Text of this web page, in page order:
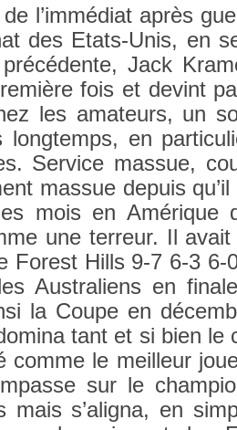
l’immédiat après
des Etats-Unis, en
précédente, Jack
fois et de­vint
les amateurs, un
longtemps, en
Ser­vice mas­sue,
mas­sue de­puis qu’il
mois en Amérique
une ter­reur. Il
Forest Hills 9-7 6-3
Australiens en
la Coupe en
tant et si bien le
comme le meil­leur
sur le
mais s’alig­na, en